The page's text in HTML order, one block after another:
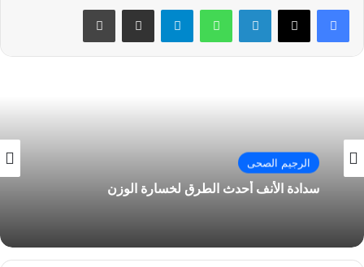
فيسبوك لينكدإن واتساب
الرجيم الصحى
سدادة الأنف أحدث الطرق لخسارة الوزن